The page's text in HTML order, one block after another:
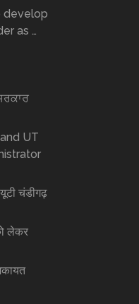
develop
as …
UT
चंडीगढ़
लेकर